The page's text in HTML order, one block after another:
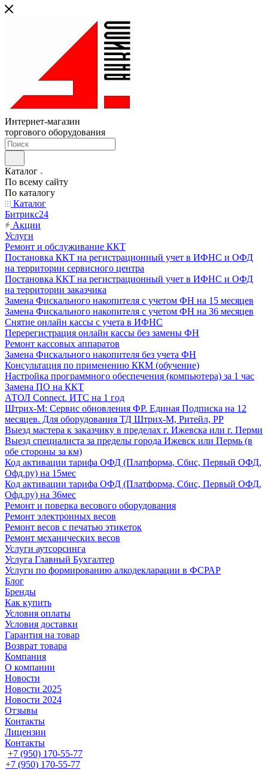
Интернет-магазин
торгового оборудования
Каталог
По всему сайту
По каталогу
Каталог
Битрикс24
Акции
Услуги
Ремонт и обслуживание ККТ
Постановка ККТ на регистрационный учет в ИФНС и ОФД
на территории сервисного центра
Постановка ККТ на регистрационный учет в ИФНС и ОФД
на территории заказчика
Замена Фискального накопителя с учетом ФН на 15 месяцев
Замена Фискального накопителя с учетом ФН на 36 месяцев
Снятие онлайн кассы с учета в ИФНС
Перерегистрация онлайн кассы без замены ФН
Ремонт кассовых аппаратов
Замена Фискального накопителя без учета ФН
Консультация по применению ККМ (обучение)
Настройка программного обеспечения (компьютера) за 1 час
Замена ПО на ККТ
АТОЛ Connect. ИТС на 1 год
Штрих-М: Сервис обновления ФР. Единая Подписка на 12
месяцев. Для оборудования ТД Штрих-М, Ритейл, РР
Выезд мастера к заказчику в пределах г. Ижевска или г. Перми
Выезд специалиста за пределы города Ижевск или Пермь (в
обе стороны за км)
Код активации тарифа ОФД (Платформа, Сбис, Первый ОФД,
Офд.ру) на 15мес
Код активации тарифа ОФД (Платформа, Сбис, Первый ОФД,
Офд.ру) на 36мес
Ремонт и поверка весового оборудования
Ремонт электронных весов
Ремонт весов с печатью этикеток
Ремонт механических весов
Услуги аутсорсинга
Услуга Главный Бухгалтер
Услуги по формированию алкодекларации в ФСРАР
Блог
Бренды
Как купить
Условия оплаты
Условия доставки
Гарантия на товар
Возврат товара
Компания
О компании
Новости
Новости 2025
Новости 2024
Отзывы
Контакты
Лицензии
Контакты
+7 (950) 170-55-77
+7 (950) 170-55-77